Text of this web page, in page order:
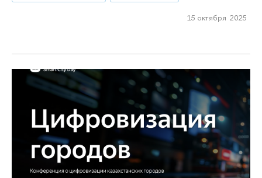
15 октября 2025